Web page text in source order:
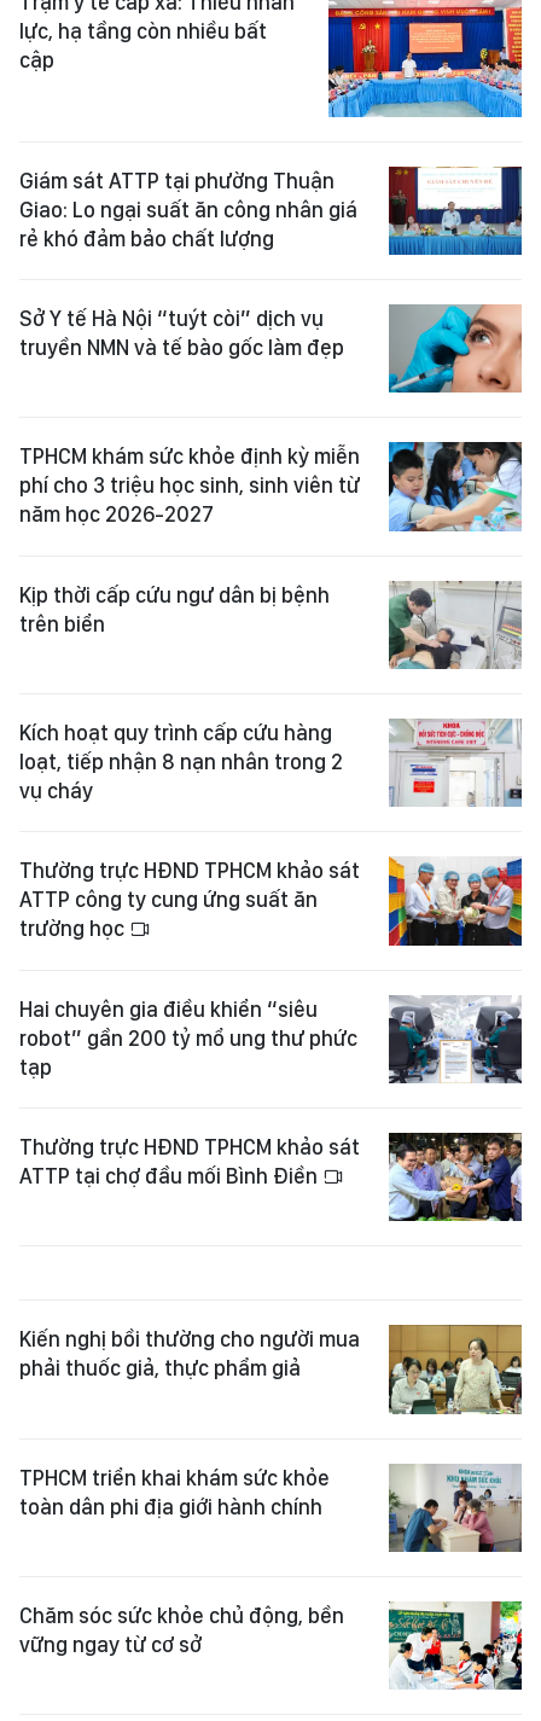
lực, hạ tầng còn nhiều bất
cập
Giám sát ATTP tại phường Thuận
Giao: Lo ngại suất ăn công nhân giá
rẻ khó đảm bảo chất lượng
Sở Y tế Hà Nội “tuýt còi” dịch vụ
truyền NMN và tế bào gốc làm đẹp
TPHCM khám sức khỏe định kỳ miễn
phí cho 3 triệu học sinh, sinh viên từ
năm học 2026-2027
Kịp thời cấp cứu ngư dân bị bệnh
trên biển
Kích hoạt quy trình cấp cứu hàng
loạt, tiếp nhận 8 nạn nhân trong 2
vụ cháy
Thường trực HĐND TPHCM khảo sát
ATTP công ty cung ứng suất ăn
trường học
Hai chuyên gia điều khiển “siêu
robot” gần 200 tỷ mổ ung thư phức
tạp
Thường trực HĐND TPHCM khảo sát
ATTP tại chợ đầu mối Bình Điền
Kiến nghị bồi thường cho người mua
phải thuốc giả, thực phẩm giả
TPHCM triển khai khám sức khỏe
toàn dân phi địa giới hành chính
Chăm sóc sức khỏe chủ động, bền
vững ngay từ cơ sở